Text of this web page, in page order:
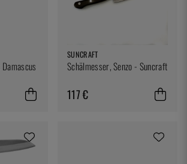
SUNCRAFT
Schälmesser, Senzo - Suncraft
117 €